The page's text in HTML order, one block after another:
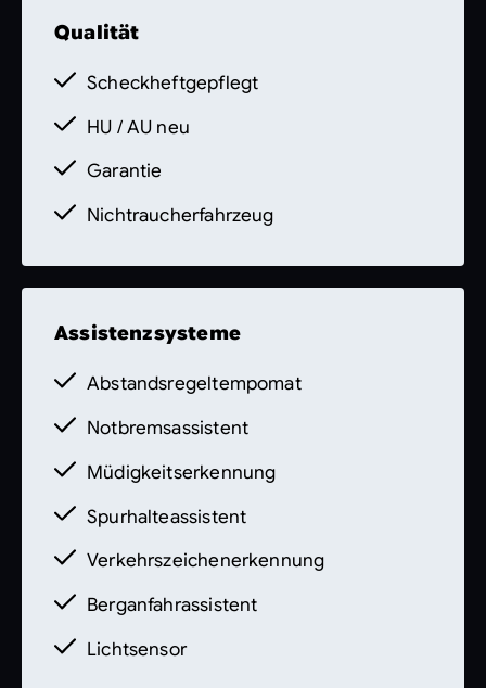
U40 Trennnetz
Zwischenverkauf und Irrtümer
vorbehalten.Die Fahrzeugbeschreibung
dient lediglich der allgemeinen
Identifizierung des Fahrzeuges und stellt
keine Gewährleistung im kaufrechtlichen
Ausstattungsumfang erhalten Sie von unser
Qualität
Scheckheftgepflegt
HU / AU neu
Garantie
Nichtraucherfahrzeug
Assistenzsysteme
Abstandsregeltempomat
Notbremsassistent
Müdigkeitserkennung
Spurhalteassistent
Verkehrszeichenerkennung
Berganfahrassistent
Lichtsensor